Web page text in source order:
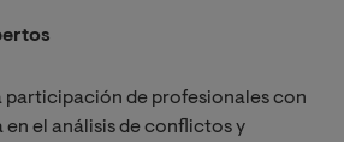
participación de profesionales con
el análisis de conflictos y